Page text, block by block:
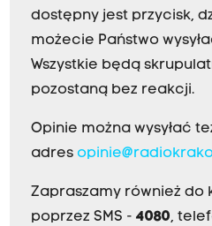
dostępny jest przycisk,
możecie Państwo
Wszystkie będą
pozostaną bez reakcji.
Opinie można wysyłać
adres
Zapraszamy również do
poprzez SMS - 4080,